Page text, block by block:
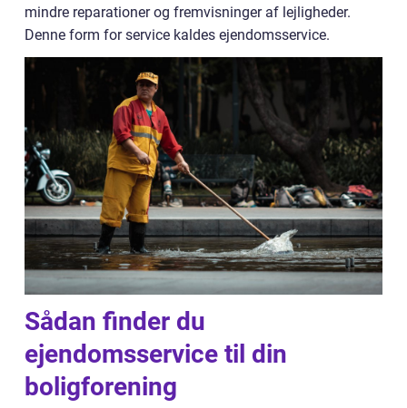
mindre reparationer og fremvisninger af lejligheder.
Denne form for service kaldes ejendomsservice.
Sådan finder du
ejendomsservice til din
boligforening